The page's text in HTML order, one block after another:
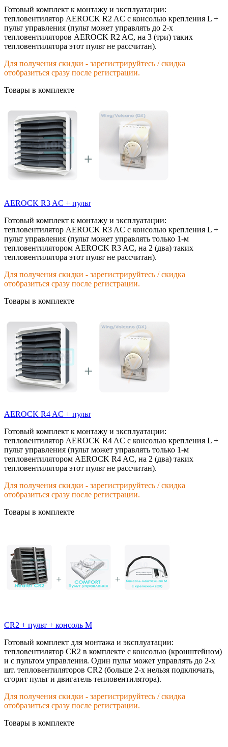
Готовый комплект к монтажу и эксплуатации:
тепловентилятор AEROCK R2 AC с консолью крепления L +
пульт управления (пульт может управлять до 2-х
тепловентиляторов AEROCK R2 AC, на 3 (три) таких
тепловентилятора этот пульт не рассчитан).
Для получения скидки - зарегистрируйтесь / скидка
отобразиться сразу после регистрации.
Товары в комплекте
AEROCK R3 AC + пульт
Готовый комплект к монтажу и эксплуатации:
тепловентилятор AEROCK R3 AC с консолью крепления L +
пульт управления (пульт может управлять только 1-м
тепловентилятором AEROCK R3 AC, на 2 (два) таких
тепловентилятора этот пульт не рассчитан).
Для получения скидки - зарегистрируйтесь / скидка
отобразиться сразу после регистрации.
Товары в комплекте
AEROCK R4 AC + пульт
Готовый комплект к монтажу и эксплуатации:
тепловентилятор AEROCK R4 AC с консолью крепления L +
пульт управления (пульт может управлять только 1-м
тепловентилятором AEROCK R4 AC, на 2 (два) таких
тепловентилятора этот пульт не рассчитан).
Для получения скидки - зарегистрируйтесь / скидка
отобразиться сразу после регистрации.
Товары в комплекте
CR2 + пульт + консоль M
Готовый комплект для монтажа и эксплуатации:
тепловентилятор CR2 в комплекте с консолью (кронштейном)
и с пультом управления. Один пульт может управлять до 2-х
шт. тепловентиляторов CR2 (больше 2-х нельзя подключать,
сгорит пульт и двигатель тепловентилятора).
Для получения скидки - зарегистрируйтесь / скидка
отобразиться сразу после регистрации.
Товары в комплекте